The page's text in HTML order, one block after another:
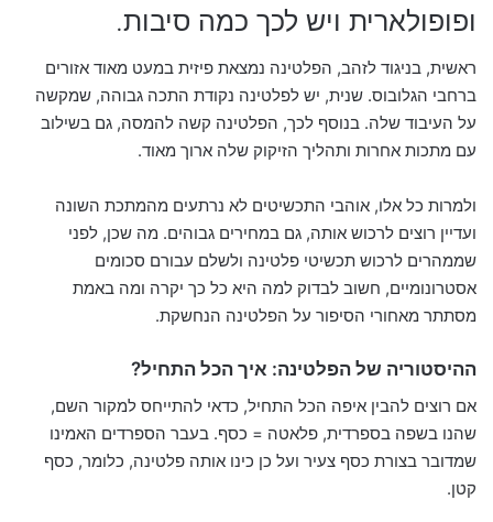
ופופולארית ויש לכך כמה סיבות.
ראשית, בניגוד לזהב, הפלטינה נמצאת פיזית במעט מאוד אזורים
ברחבי הגלובוס. שנית, יש לפלטינה נקודת התכה גבוהה, שמקשה
על העיבוד שלה. בנוסף לכך, הפלטינה קשה להמסה, גם בשילוב
עם מתכות אחרות ותהליך הזיקוק שלה ארוך מאוד.
ולמרות כל אלו, אוהבי התכשיטים לא נרתעים מהמתכת השונה
ועדיין רוצים לרכוש אותה, גם במחירים גבוהים. מה שכן, לפני
שממהרים לרכוש תכשיטי פלטינה ולשלם עבורם סכומים
אסטרונומיים, חשוב לבדוק למה היא כל כך יקרה ומה באמת
מסתתר מאחורי הסיפור על הפלטינה הנחשקת.
ההיסטוריה של הפלטינה: איך הכל התחיל?
אם רוצים להבין איפה הכל התחיל, כדאי להתייחס למקור השם,
שהנו בשפה בספרדית, פלאטה = כסף. בעבר הספרדים האמינו
שמדובר בצורת כסף צעיר ועל כן כינו אותה פלטינה, כלומר, כסף
קטן.